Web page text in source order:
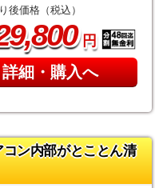
後価格（税込）
,800円
詳細・購入へ
ン内部がとことん清